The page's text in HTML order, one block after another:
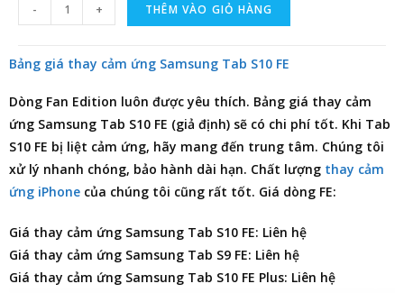
- + THÊM VÀO GIỎ HÀNG
Bảng giá thay cảm ứng Samsung Tab S10 FE
Dòng Fan Edition luôn được yêu thích. Bảng giá thay cảm
ứng Samsung Tab S10 FE (giả định) sẽ có chi phí tốt. Khi Tab
S10 FE bị liệt cảm ứng, hãy mang đến trung tâm. Chúng tôi
xử lý nhanh chóng, bảo hành dài hạn. Chất lượng thay cảm
ứng iPhone của chúng tôi cũng rất tốt. Giá dòng FE:
Giá thay cảm ứng Samsung Tab S10 FE: Liên hệ
Giá thay cảm ứng Samsung Tab S9 FE: Liên hệ
Giá thay cảm ứng Samsung Tab S10 FE Plus: Liên hệ